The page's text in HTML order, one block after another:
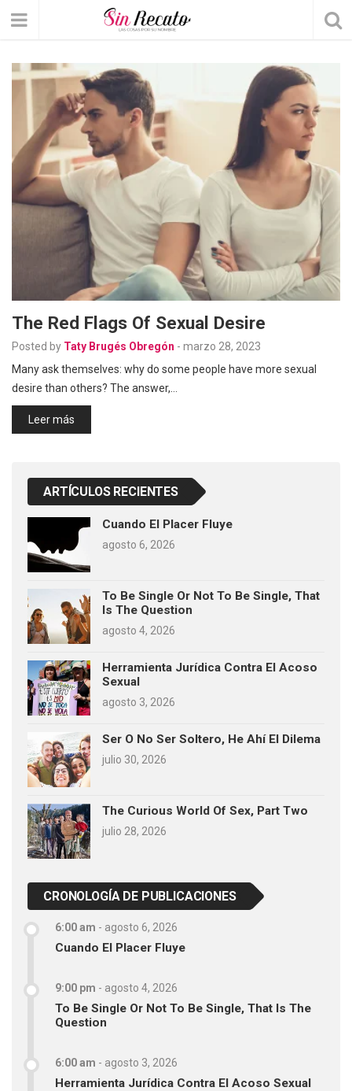
The Red Flags Of Sexual Desire
Posted by Taty Brugés Obregón - marzo 28, 2023
Many ask themselves: why do some people have more sexual
desire than others? The answer,…
Leer más
ARTÍCULOS RECIENTES
Cuando El Placer Fluye
agosto 6, 2026
To Be Single Or Not To Be Single, That
Is The Question
agosto 4, 2026
Herramienta Jurídica Contra El Acoso
Sexual
agosto 3, 2026
Ser O No Ser Soltero, He Ahí El Dilema
julio 30, 2026
The Curious World Of Sex, Part Two
julio 28, 2026
CRONOLOGÍA DE PUBLICACIONES
6:00 am - agosto 6, 2026
Cuando El Placer Fluye
9:00 pm - agosto 4, 2026
To Be Single Or Not To Be Single, That Is The
Question
6:00 am - agosto 3, 2026
Herramienta Jurídica Contra El Acoso Sexual